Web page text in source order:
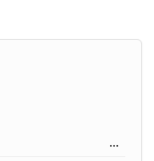
...